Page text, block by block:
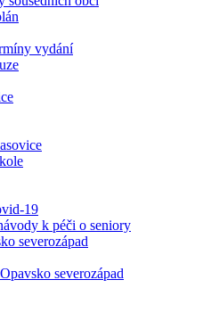
vydání
19
k péči o seniory
severozápad
severozápad